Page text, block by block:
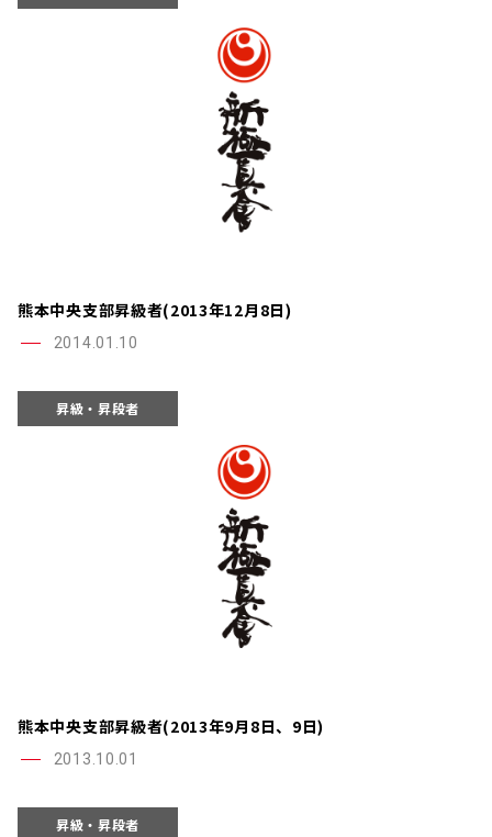
熊本中央支部昇級者(2013年12月8日)
2014.01.10
昇級・昇段者
熊本中央支部昇級者(2013年9月8日、9日)
2013.10.01
昇級・昇段者